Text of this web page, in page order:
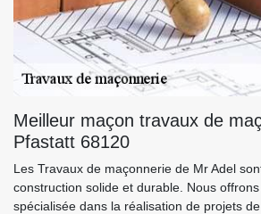
Meilleur maçon travaux de
Pfastatt 68120
Les Travaux de maçonnerie de Mr Adel
construction solide et durable. Nous
spécialisée dans la réalisation de projets